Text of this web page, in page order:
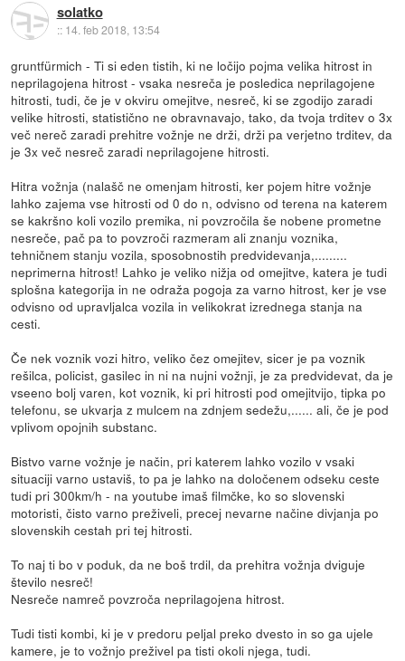
solatko
:: 14. feb 2018, 13:54
gruntfürmich - Ti si eden tistih, ki ne ločijo pojma velika hitrost in
neprilagojena hitrost - vsaka nesreča je posledica neprilagojene
hitrosti, tudi, če je v okviru omejitve, nesreč, ki se zgodijo zaradi
velike hitrosti, statistično ne obravnavajo, tako, da tvoja trditev o 3x
več nereč zaradi prehitre vožnje ne drži, drži pa verjetno trditev, da
je 3x več nesreč zaradi neprilagojene hitrosti.
Hitra vožnja (nalašč ne omenjam hitrosti, ker pojem hitre vožnje
lahko zajema vse hitrosti od 0 do n, odvisno od terena na katerem
se kakršno koli vozilo premika, ni povzročila še nobene prometne
nesreče, pač pa to povzroči razmeram ali znanju voznika,
tehničnem stanju vozila, sposobnostih predvidevanja,.........
neprimerna hitrost! Lahko je veliko nižja od omejitve, katera je tudi
splošna kategorija in ne odraža pogoja za varno hitrost, ker je vse
odvisno od upravljalca vozila in velikokrat izrednega stanja na
cesti.
Če nek voznik vozi hitro, veliko čez omejitev, sicer je pa voznik
rešilca, policist, gasilec in ni na nujni vožnji, je za predvidevat, da je
vseeno bolj varen, kot voznik, ki pri hitrosti pod omejitvijo, tipka po
telefonu, se ukvarja z mulcem na zdnjem sedežu,...... ali, če je pod
vplivom opojnih substanc.
Bistvo varne vožnje je način, pri katerem lahko vozilo v vsaki
situaciji varno ustaviš, to pa je lahko na določenem odseku ceste
tudi pri 300km/h - na youtube imaš filmčke, ko so slovenski
motoristi, čisto varno preživeli, precej nevarne načine divjanja po
slovenskih cestah pri tej hitrosti.
To naj ti bo v poduk, da ne boš trdil, da prehitra vožnja dviguje
število nesreč!
Nesreče namreč povzroča neprilagojena hitrost.
Tudi tisti kombi, ki je v predoru peljal preko dvesto in so ga ujele
kamere, je to vožnjo preživel pa tisti okoli njega, tudi.